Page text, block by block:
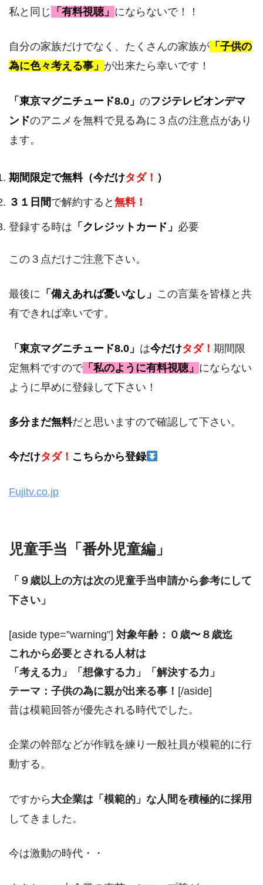
私と同じ 「有料視聴」 にならないで！！
自分の家族だけでなく、たくさんの家族が 「子供の
為に色々考える事」 が出来たら幸いです！
「東京マグニチュード8.0」 のフジテレビオンデマ
ンドのアニメを無料で見る為に３点の注意点があり
ます。
期間限定で無料（今だけタダ！ ）
３１日間で解約すると 無料！
登録する時は 「クレジットカード」 必要
この３点だけご注意下さい。
最後に 「備えあれば憂いなし」 この言葉を皆様と共
有できれば幸いです。
「東京マグニチュード8.0」 は今だけタダ！ 期間限
定無料ですので 「私のように有料視聴」 にならない
ように早めに登録して下さい！
多分まだ無料だと思いますので確認して下さい。
今だけタダ！ こちらから登録
Fujitv.co.jp
児童手当「番外児童編」
「９歳以上の方は次の児童手当申請から参考にして
下さい」
[aside type=”warning”] 対象年齢：０歳〜８歳迄
これから必要とされる人材は
「考える力」「想像する力」「解決する力」
テーマ：子供の為に親が出来る事！ [/aside]
昔は模範回答が優先される時代でした。
企業の幹部などが作戦を練り一般社員が模範的に行
動する。
ですから 大企業は「模範的」な人間を積極的に採用
してきました。
今は激動の時代・・